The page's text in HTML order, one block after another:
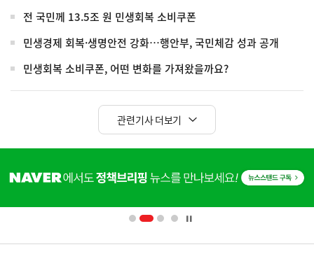
전 국민께 13.5조 원 민생회복 소비쿠폰
민생경제 회복·생명안전 강화…행안부, 국민체감 성과 공개
민생회복 소비쿠폰, 어떤 변화를 가져왔을까요?
관련기사 더보기
단
영
(보도설명) 정부는 거주용 1주택을 두텁게 보호하기 위한 방안을 세제개편안에 담았습니다.